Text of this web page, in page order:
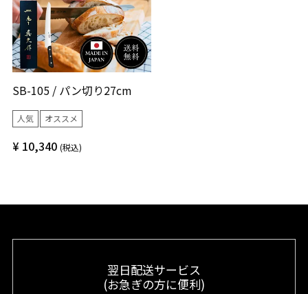
SB-105 / パン切り27cm
人気 オススメ
¥ 10,340 税込
翌日配送サービス
(お急ぎの方に便利)